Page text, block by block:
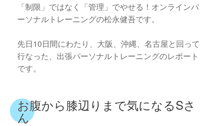
「制限」ではなく「管理」でやせる！オンラインパ
ーソナルトレーニングの松永健吾です。
先日10日間にわたり、大阪、沖縄、名古屋と回って
行なった、出張パーソナルトレーニングのレポート
です。
お腹から膝辺りまで気になるSさ
ん